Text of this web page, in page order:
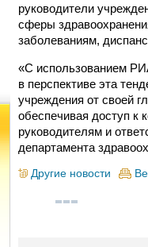
руководители
сферы
заболеваниям,
«С использованием
в перспективе эта
учреждения от своей
обеспечивая доступ к
руководителям и
департамента
Другие новости